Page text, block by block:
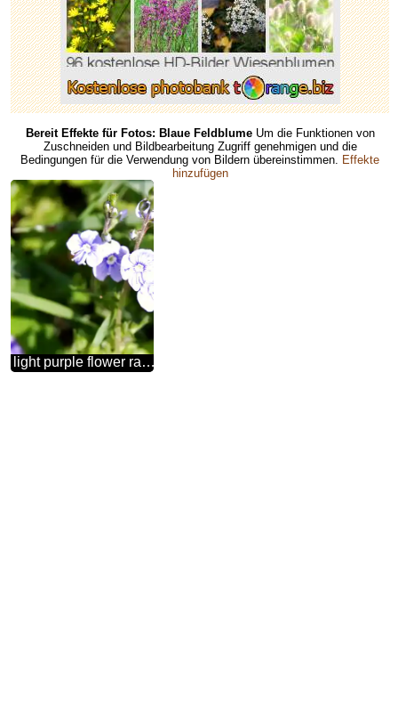
Bereit Effekte für Fotos: Blaue Feldblume Um die Funktionen von
Zuschneiden und Bildbearbeitung Zugriff genehmigen und die
Bedingungen für die Verwendung von Bildern übereinstimmen. Effekte
hinzufügen
light purple flower raindrops blue